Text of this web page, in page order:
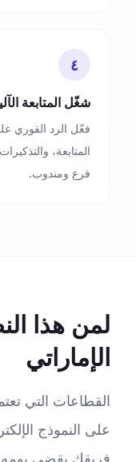
٤
شغّل المتابعة
فعّل الرد الفوري
المتابعة،
فرع ومندوب.
لمن هذا
الإماراتي
القطاعات التي
على النموذج
فريقك يقضي يومه